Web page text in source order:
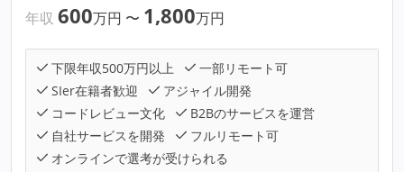
年収 600万円 〜 1,800万円
下限年収500万円以上
一部リモート可
SIer在籍者歓迎
アジャイル開発
コードレビュー文化
B2Bのサービスを運営
自社サービスを開発
フルリモート可
オンラインで選考が受けられる